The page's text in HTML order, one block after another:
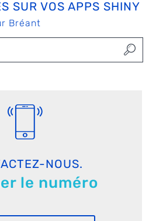
SUR VOS APPS SHINY
Bréant
NOUS.
le numéro